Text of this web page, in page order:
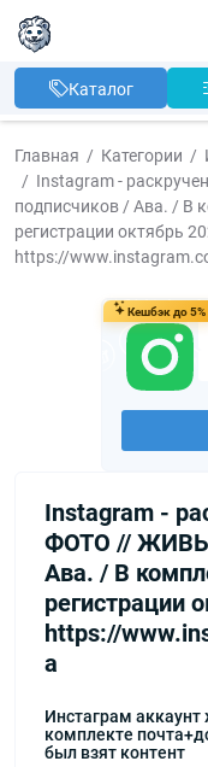
Каталог
Главная Категории
Instagram -
подписчиков / Ава. / В
регистрации октябрь
https://
Кешбэк до 5%
Instagram -
ФОТО //
Ава. / В
регистрации
https://
a
Инстаграм
комплекте
был взят контент